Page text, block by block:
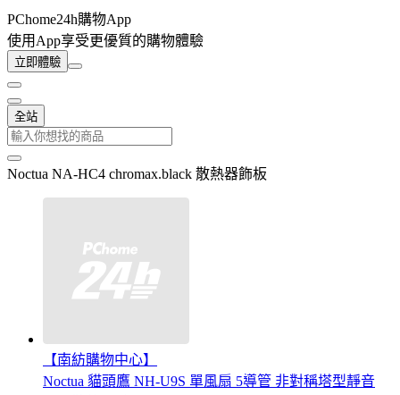
PChome24h購物App
使用App享受更優質的購物體驗
立即體驗
全站
Noctua NA-HC4 chromax.black 散熱器飾板
【南紡購物中心】
Noctua 貓頭鷹 NH-U9S 單風扇 5導管 非對稱塔型靜音